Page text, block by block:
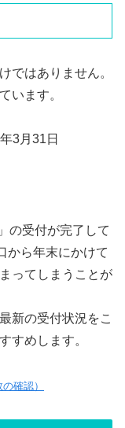
ではありません。
います。
3月31日
の受付が完了して
から年末にかけて
ってしまうことが
新の受付状況をこ
すめします。
確認）